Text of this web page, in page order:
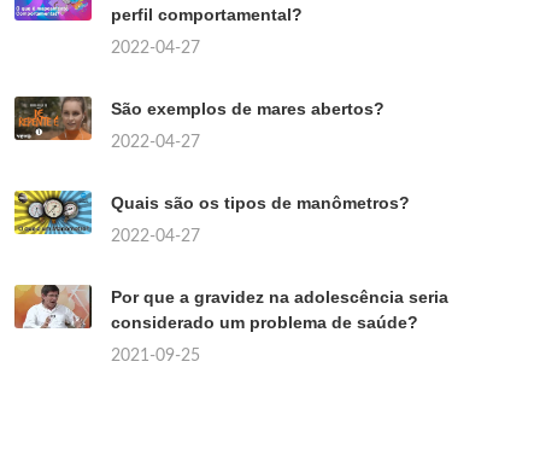
perfil comportamental?
2022-04-27
São exemplos de mares abertos?
2022-04-27
Quais são os tipos de manômetros?
2022-04-27
Por que a gravidez na adolescência seria
considerado um problema de saúde?
2021-09-25